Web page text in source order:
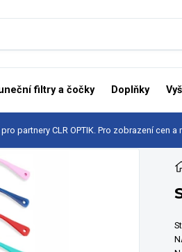
filtry a čočky Doplňky
partnery CLR OPTIK. Pro zobrazení cen